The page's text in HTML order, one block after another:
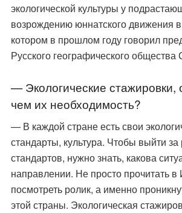
экологической культуры у
возрождению юннатского движения
котором в прошлом году говорил
Русского географического
— Экологические
чем их необходимость?
— В каждой стране есть свои
стандарты, культура. Чтобы выйти за
стандартов, нужно знать, какова
направлении. Не просто прочитать в
посмотреть ролик, а именно
этой страны. Экологическая